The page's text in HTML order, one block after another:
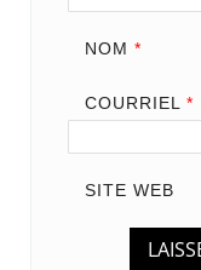
NOM *
COURRIEL *
SITE WEB